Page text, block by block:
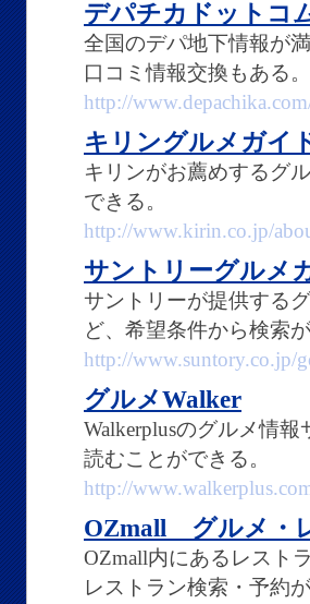
デパチカドットコ
全国のデパ地下情報が
口コミ情報交換もある。
http://
キリングルメガイ
キリンがお薦めするグ
できる。
http://www.kirin.co.jp/
サントリーグルメ
サントリーが提供する
ど、希望条件から検索
http://www.suntory.co.jp/
グルメWalker
Walkerplusのグルメ情
読むことができる。
http://
OZmall グルメ・
OZmall内にあるレスト
レストラン検索・予約